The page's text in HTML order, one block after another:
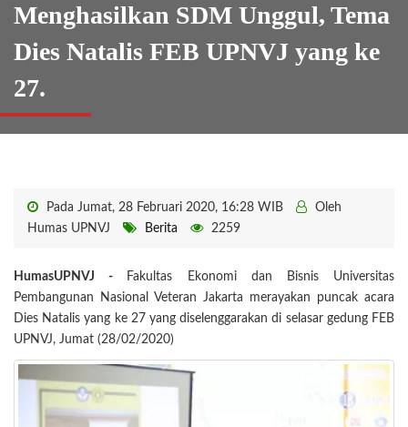
Menghasilkan SDM Unggul, Tema
Dies Natalis FEB UPNVJ yang ke
27.
Pada Jumat, 28 Februari 2020, 16:28 WIB
Oleh
Humas UPNVJ
Berita 2259
HumasUPNVJ -
Fakultas Ekonomi dan Bisnis Universitas
Pembangunan Nasional Veteran Jakarta merayakan puncak acara
Dies Natalis yang ke 27 yang diselenggarakan di selasar gedung FEB
UPNVJ, Jumat (28/02/2020)